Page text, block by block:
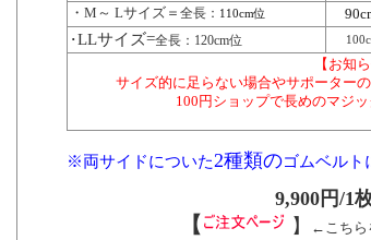
・M～ Lサイズ＝ 全長： 110cm位
･LLサイズ=全長：120cm位
【お知ら
サイズ的に足らない場合やサポーター
100円ショップで長めのマジ
※両サイドについた2種類のゴムベルト
9,900円/1
【 】 ←こちら